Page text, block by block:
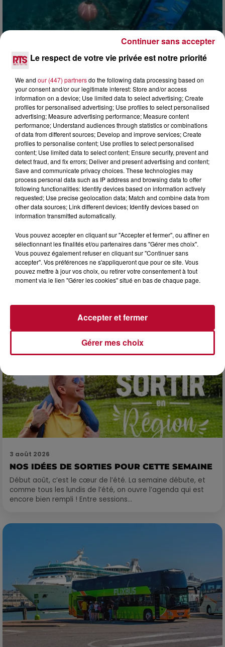
4 août 2026
HÉRAULT, PYRÉNÉES-ORIENTALES : TROIS
SPOTS DE SNORKELING À EXPLORER...
Pas besoin de bouteilles de plongée lourdes ni de diplômes
complexes pour observer la vie sous-marine. Cet été, un
masque, un tuba et une paire de palmes...
3 août 2026
SOIRÉE DJ PLAYA
3 août 2026
NOS IDÉES DE SORTIES POUR CETTE SEMAINE
Début août, c’est le cœur de l’été. La semaine débute, et
comme tous les lundis de l’été, on ouvre l’agenda qui est
encore bien rempli ! Entre sessions...
Le respect de votre vie privée est notre priorité
We and our (447) partnersdo the following data processing based on
your consent and/or our legitimate interest: Store and/or access
information on a device; Use limited data to select advertising; Create
profiles for personalised advertising; Use profiles to select personalised
advertising; Measure advertising performance; Measure content
performance; Understand audiences through statistics or combinations
of data from different sources; Develop and improve services; Create
profiles to personalise content; Use profiles to select personalised
content; Use limited data to select content; Ensure security, prevent and
detect fraud, and fix errors; Deliver and present advertising and content;
Save and communicate privacy choices. These technologies may
process personal data such as IP address and browsing data to offer
following functionalities: Identify devices based on information actively
requested; Use precise geolocation data; Match and combine data from
other data sources; Link different devices; Identify devices based on
information transmitted automatically.
Vous pouvez accepter en cliquant sur "Accepter et fermer", ou affiner en
sélectionnant les finalités et/ou partenaires dans "Gérer mes choix".
Vous pouvez également refuser en cliquant sur "Continuer sans
accepter". Vos préférences ne s'appliqueront que pour ce site. Vous
pouvez mettre à jour vos choix, ou retirer votre consentement à tout
moment via le lien "Gérer les cookies" situé en bas de chaque page.
Gérer mes choix
Accepter et fermer
Continuer sans accepter